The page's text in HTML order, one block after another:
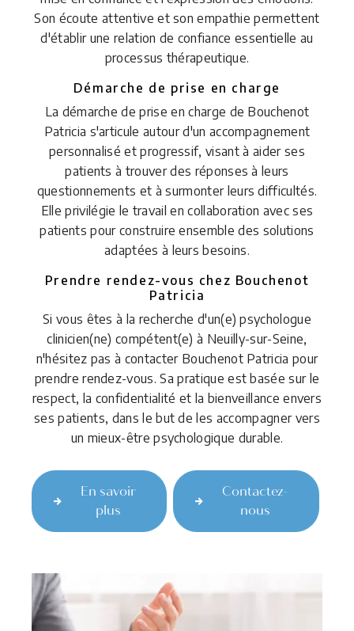
Son écoute attentive et son empathie permettent
d'établir une relation de confiance essentielle au
processus thérapeutique.
Démarche de prise en charge
La démarche de prise en charge de Bouchenot
Patricia s'articule autour d'un accompagnement
personnalisé et progressif, visant à aider ses
patients à trouver des réponses à leurs
questionnements et à surmonter leurs difficultés.
Elle privilégie le travail en collaboration avec ses
patients pour construire ensemble des solutions
adaptées à leurs besoins.
Prendre rendez-vous chez Bouchenot
Patricia
Si vous êtes à la recherche d'un(e) psychologue
clinicien(ne) compétent(e) à Neuilly-sur-Seine,
n'hésitez pas à contacter Bouchenot Patricia pour
prendre rendez-vous. Sa pratique est basée sur le
respect, la confidentialité et la bienveillance envers
ses patients, dans le but de les accompagner vers
un mieux-être psychologique durable.
En savoir
plus
Contactez-
nous